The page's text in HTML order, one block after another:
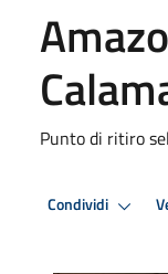
Punto di ritiro
Condividi